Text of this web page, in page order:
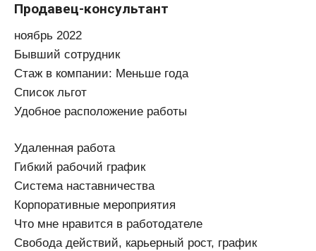
Продавец-консультант
ноябрь 2022
Бывший сотрудник
Стаж в компании: Меньше года
Список льгот
Удобное расположение работы
Удаленная работа
Гибкий рабочий график
Система наставничества
Корпоративные мероприятия
Что мне нравится в работодателе
Свобода действий, карьерный рост, график